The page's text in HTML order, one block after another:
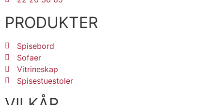
PRODUKTER
Spisebord
Sofaer
Vitrineskap
Spisestuestoler